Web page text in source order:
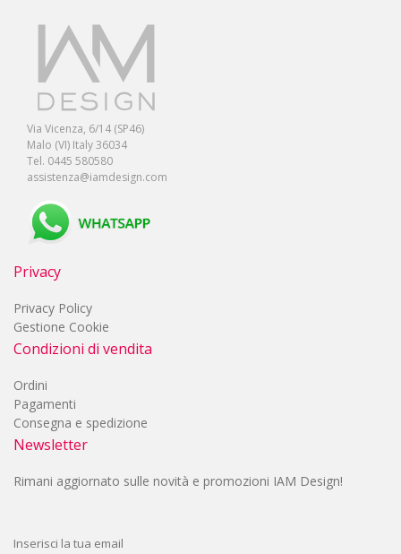
Via Vicenza, 6/14 (SP46)
Malo (VI) Italy 36034
Tel. 0445 580580
assistenza@iamdesign.com
Privacy
Privacy Policy
Gestione Cookie
Condizioni di vendita
Ordini
Pagamenti
Consegna e spedizione
Newsletter
Rimani aggiornato sulle novità e promozioni IAM Design!
Inserisci la tua email